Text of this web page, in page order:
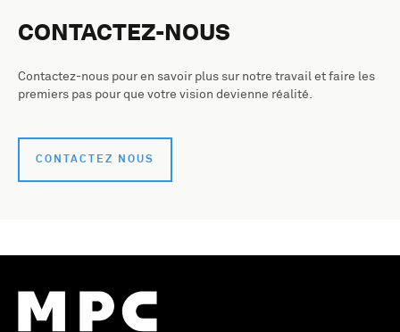
CONTACTEZ-NOUS
Contactez-nous pour en savoir plus sur notre travail et faire les
premiers pas pour que votre vision devienne réalité.
CONTACTEZ NOUS